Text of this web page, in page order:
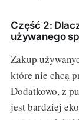
Część 2:
używanego
Zakup
które nie chcą
Dodatkowo, z
jest bardziej